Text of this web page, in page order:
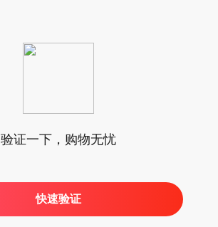
验证一下，购物无忧
快速验证